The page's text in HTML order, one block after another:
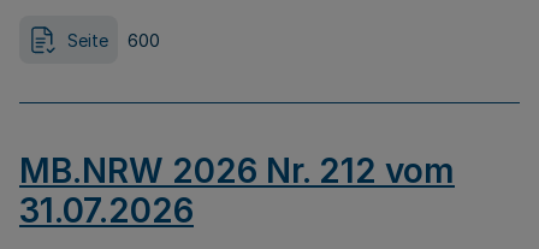
Seite 600
MB.NRW 2026 Nr. 212 vom
31.07.2026